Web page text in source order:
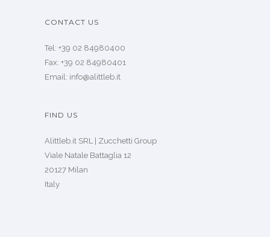
CONTACT US
Tel: +39 02 84980400
Fax: +39 02 84980401
Email: info@alittleb.it
FIND US
Alittleb.it SRL | Zucchetti Group
Viale Natale Battaglia 12
20127 Milan
Italy